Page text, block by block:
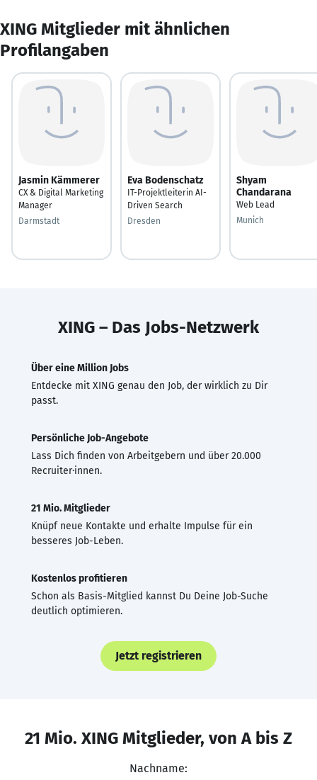
XING Mitglieder mit ähnlichen
Profilangaben
Jasmin Kämmerer
CX & Digital Marketing
Manager
Darmstadt
Eva Bodenschatz
IT-Projektleiterin AI-
Driven Search
Dresden
Shyam
Chandarana
Web Lead
Munich
XING – Das Jobs-Netzwerk
Über eine Million Jobs
Entdecke mit XING genau den Job, der wirklich zu Dir
passt.
Persönliche Job-Angebote
Lass Dich finden von Arbeitgebern und über 20.000
Recruiter·innen.
21 Mio. Mitglieder
Knüpf neue Kontakte und erhalte Impulse für ein
besseres Job-Leben.
Kostenlos profitieren
Schon als Basis-Mitglied kannst Du Deine Job-Suche
deutlich optimieren.
Jetzt registrieren
21 Mio. XING Mitglieder, von A bis Z
Nachname: